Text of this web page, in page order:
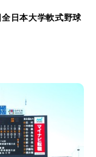
日本大学軟式野球